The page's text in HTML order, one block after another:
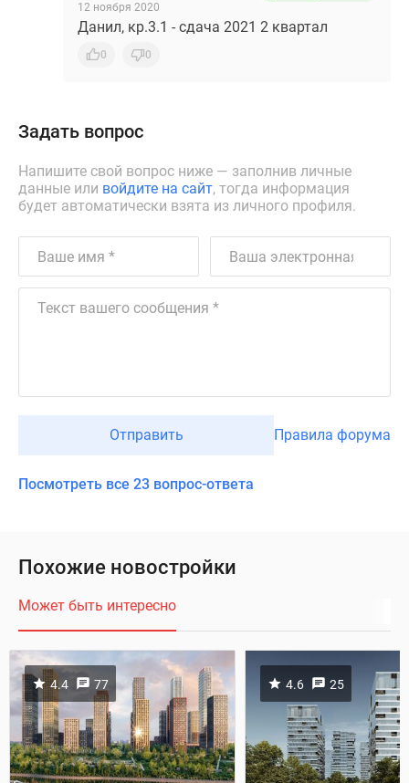
12 ноября 2020
Данил, кр.3.1 - сдача 2021 2 квартал
0 0
Задать вопрос
Напишите свой вопрос ниже — заполнив личные
данные или войдите на сайт, тогда информация
будет автоматически взята из личного профиля.
Отправить Правила форума
Посмотреть все 23 вопрос-ответа
Похожие новостройки
Может быть интересно
4.4 77 4.6 25